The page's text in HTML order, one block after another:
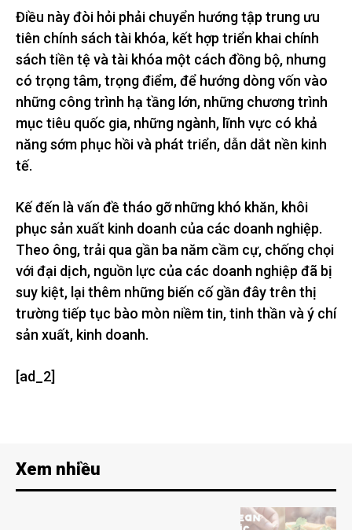
Điều này đòi hỏi phải chuyển hướng tập trung ưu
tiên chính sách tài khóa, kết hợp triển khai chính
sách tiền tệ và tài khóa một cách đồng bộ, nhưng
có trọng tâm, trọng điểm, để hướng dòng vốn vào
những công trình hạ tầng lớn, những chương trình
mục tiêu quốc gia, những ngành, lĩnh vực có khả
năng sớm phục hồi và phát triển, dẫn dắt nền kinh
tế.
Kế đến là vấn đề tháo gỡ những khó khăn, khôi
phục sản xuất kinh doanh của các doanh nghiệp.
Theo ông, trải qua gần ba năm cầm cự, chống chọi
với đại dịch, nguồn lực của các doanh nghiệp đã bị
suy kiệt, lại thêm những biến cố gần đây trên thị
trường tiếp tục bào mòn niềm tin, tinh thần và ý chí
sản xuất, kinh doanh.
[ad_2]
Xem nhiều